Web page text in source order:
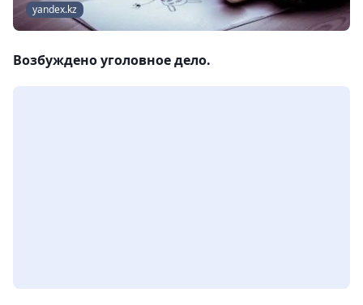
yandex.kz
Возбуждено уголовное дело.